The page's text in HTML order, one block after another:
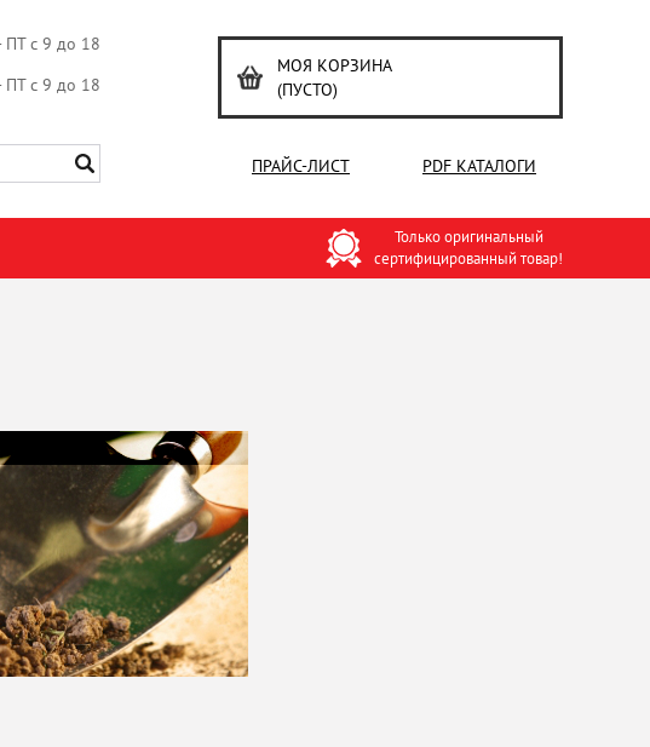
ПТ с 9 до 18
ПТ с 9 до 18
МОЯ КОРЗИНА
(ПУСТО)
ПРАЙС-ЛИСТ PDF КАТАЛОГИ
Только оригинальный
сертифицированный товар!